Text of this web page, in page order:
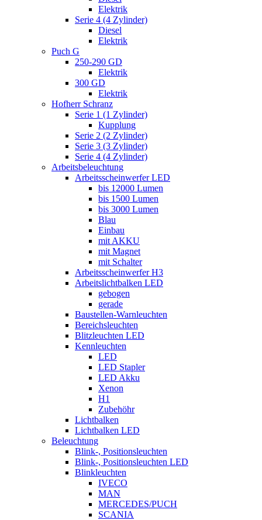
Elektrik
Serie 4 (4 Zylinder)
Diesel
Elektrik
Puch G
250-290 GD
Elektrik
300 GD
Elektrik
Hofherr Schranz
Serie 1 (1 Zylinder)
Kupplung
Serie 2 (2 Zylinder)
Serie 3 (3 Zylinder)
Serie 4 (4 Zylinder)
Arbeitsbeleuchtung
Arbeitsscheinwerfer LED
bis 12000 Lumen
bis 1500 Lumen
bis 3000 Lumen
Blau
Einbau
mit AKKU
mit Magnet
mit Schalter
Arbeitsscheinwerfer H3
Arbeitslichtbalken LED
gebogen
gerade
Baustellen-Warnleuchten
Bereichsleuchten
Blitzleuchten LED
Kennleuchten
LED
LED Stapler
LED Akku
Xenon
H1
Zubehöhr
Lichtbalken
Lichtbalken LED
Beleuchtung
Blink-, Positionsleuchten
Blink-, Positionsleuchten LED
Blinkleuchten
IVECO
MAN
MERCEDES/PUCH
SCANIA